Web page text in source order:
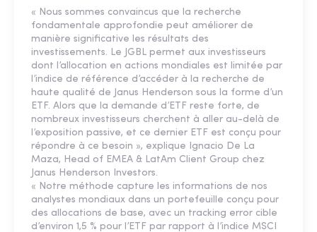
« Nous sommes convaincus que la recherche
fondamentale approfondie peut améliorer de
manière significative les résultats des
investissements. Le JGBL permet aux investisseurs
dont l’allocation en actions mondiales est limitée par
l’indice de référence d’accéder à la recherche de
haute qualité de Janus Henderson sous la forme d’un
ETF. Alors que la demande d’ETF reste forte, de
nombreux investisseurs cherchent à aller au-delà de
l’exposition passive, et ce dernier ETF est conçu pour
répondre à ce besoin », explique Ignacio De La
Maza, Head of EMEA & LatAm Client Group chez
Janus Henderson Investors.
« Notre méthode capture les informations de nos
analystes mondiaux dans un portefeuille conçu pour
des allocations de base, avec un tracking error cible
d’environ 1,5 % pour l’ETF par rapport à l’indice MSCI